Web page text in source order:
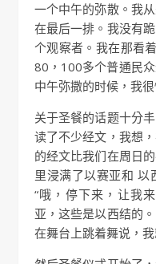
一个中午的弥散。我
在最后一排。我没有
个观察者。我在那看
80，100多个普通民
中午弥撒的时候，我
关于圣餐的话题十分
读了不少经文，我想
的经文比我们在周日
里浸满了以赛亚和 以
“哦，停下来，让我
亚，这些是以西结的
在舞台上跳着舞说，